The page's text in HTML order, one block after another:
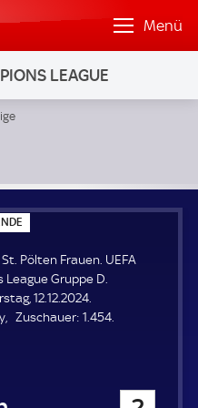
Menü
LEAGUE
P
E
E
N
D
E
Pölten Frauen. UEFA
Gruppe D.
12.12.2024.
Zuschauer: Z1.454.